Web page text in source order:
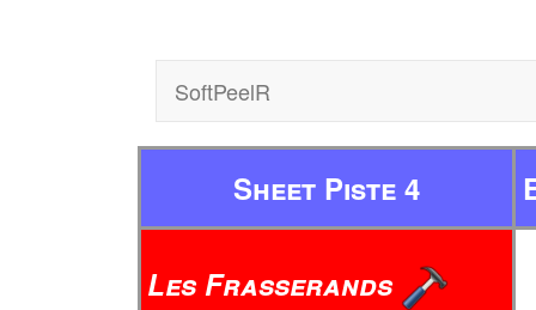
SoftPeelR
Sheet Piste 4
Les Frasserands